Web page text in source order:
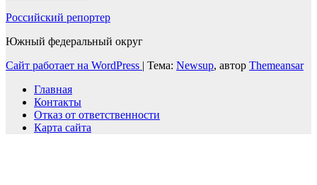
Российский репортер
Южный федеральный округ
Сайт работает на WordPress | Тема: Newsup, автор Themeansar
Главная
Контакты
Отказ от ответственности
Карта сайта